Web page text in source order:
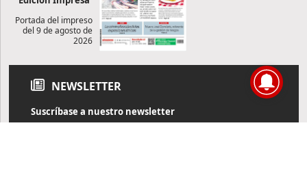
Portada del impreso
del 9 de agosto de
2026
NEWSLETTER
Suscríbase a nuestro newsletter
Reciba diariamente información de actualidad directamente en